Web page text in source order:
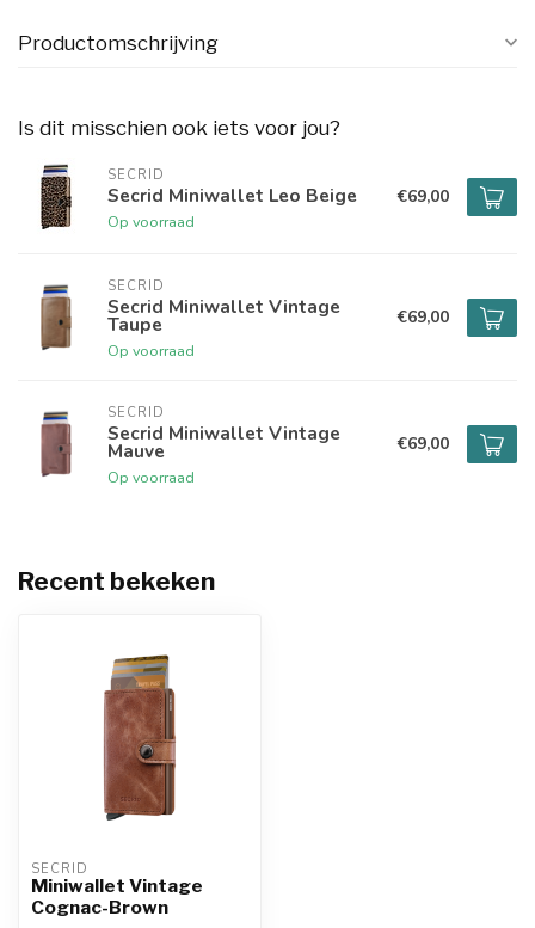
Productomschrijving
Is dit misschien ook iets voor jou?
SECRID
Secrid Miniwallet Leo Beige
Op voorraad
€69,00
SECRID
Secrid Miniwallet Vintage
Taupe
Op voorraad
€69,00
SECRID
Secrid Miniwallet Vintage
Mauve
Op voorraad
€69,00
Recent bekeken
SECRID
Miniwallet Vintage
Cognac-Brown